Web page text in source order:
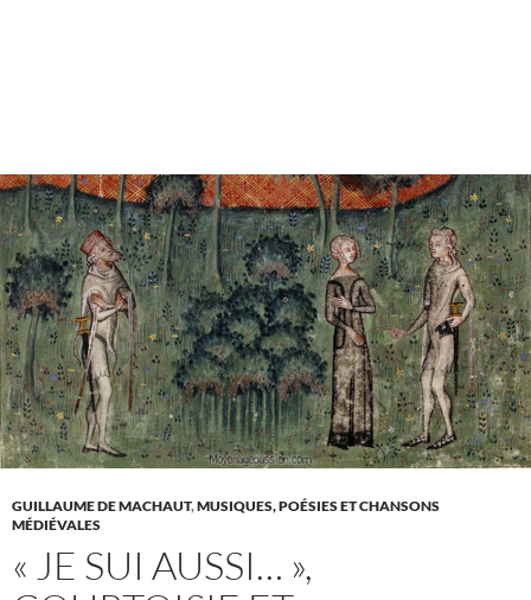
GUILLAUME DE MACHAUT,MUSIQUES, POÉSIES ET CHANSONS
MÉDIÉVALES
« JE SUI AUSSI… »,